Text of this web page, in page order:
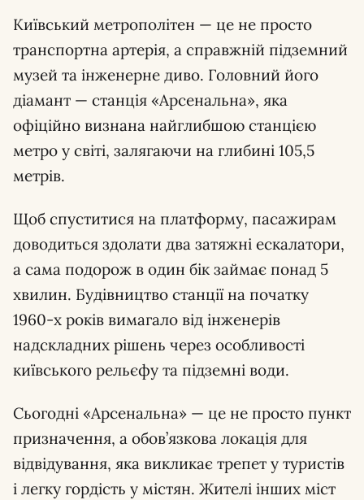
Київський метрополітен — це не просто
транспортна артерія, а справжній підземний
музей та інженерне диво. Головний його
діамант — станція «Арсенальна», яка
офіційно визнана найглибшою станцією
метро у світі, залягаючи на глибині 105,5
метрів.
Щоб спуститися на платформу, пасажирам
доводиться здолати два затяжні ескалатори,
а сама подорож в один бік займає понад 5
хвилин. Будівництво станції на початку
1960-х років вимагало від інженерів
надскладних рішень через особливості
київського рельєфу та підземні води.
Сьогодні «Арсенальна» — це не просто пункт
призначення, а обов’язкова локація для
відвідування, яка викликає трепет у туристів
і легку гордість у містян. Жителі інших міст